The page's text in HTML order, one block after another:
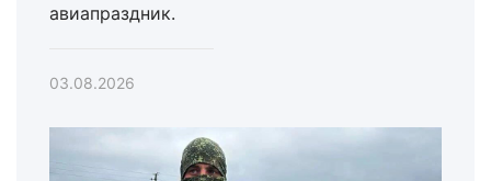
авиапраздник.
03.08.2026